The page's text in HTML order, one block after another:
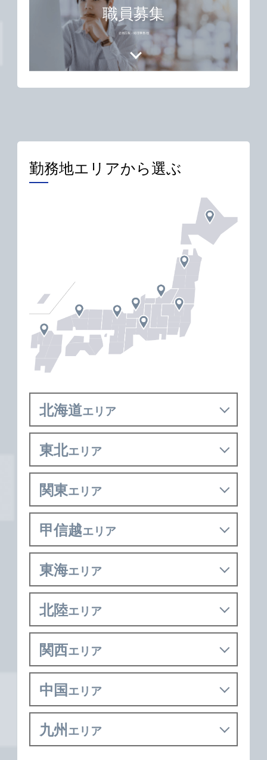
職員募集
企画広報・経理事務 他
勤務地エリアから選ぶ
北海道エリア
東北エリア
関東エリア
甲信越エリア
東海エリア
北陸エリア
関西エリア
中国エリア
九州エリア